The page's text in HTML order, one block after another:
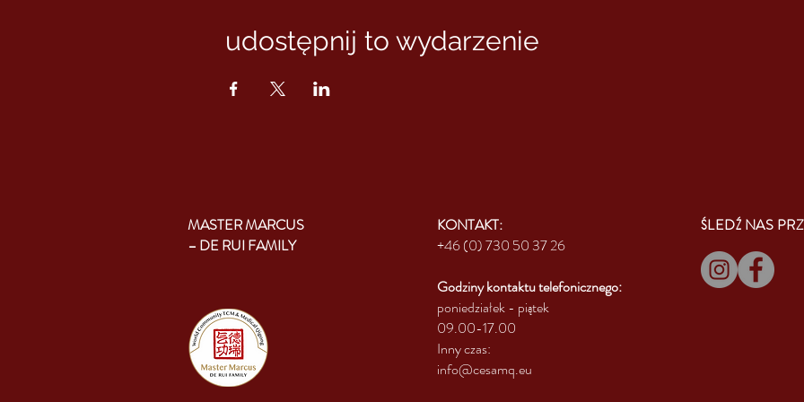
udostępnij to wydarzenie
KONTAKT:
+46 (0) 730 50 37 26
Godziny kontaktutelefonicznego:
poniedziałek - piątek
09.00-17.00
Inny czas:
info@cesamq.eu
MASTER MARCUS
– DE RUI FAMILY
ŚLEDŹ NAS